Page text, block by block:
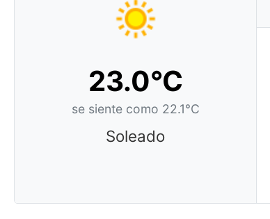
23.0°C
se siente como 22.1°C
Soleado